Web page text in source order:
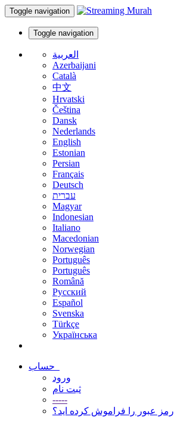
Toggle navigation
Toggle navigation
العربية
Azerbaijani
Català
中文
Hrvatski
Čeština
Dansk
Nederlands
English
Estonian
Persian
Français
Deutsch
עברית
Magyar
Indonesian
Italiano
Macedonian
Norwegian
Português
Português
Română
Русский
Español
Svenska
Türkçe
Українська
ورود
ثبت نام
-----
رمز عبور را فراموش کرده اید؟